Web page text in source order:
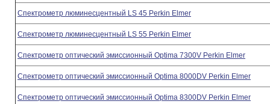
Спектрометр люминесцентный LS 45 Perkin Elmer
Спектрометр люминесцентный LS 55 Perkin Elmer
Спектрометр оптический эмиссионный Optima 7300V Perkin Elmer
Спектрометр оптический эмиссионный Optima 8000DV Perkin Elmer
Спектрометр оптический эмиссионный Optima 8300DV Perkin Elmer